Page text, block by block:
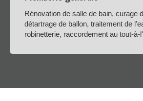
Rénovation de salle de bain, curage
détartrage de ballon, traitement de
robinetterie, raccordement au tout-à-